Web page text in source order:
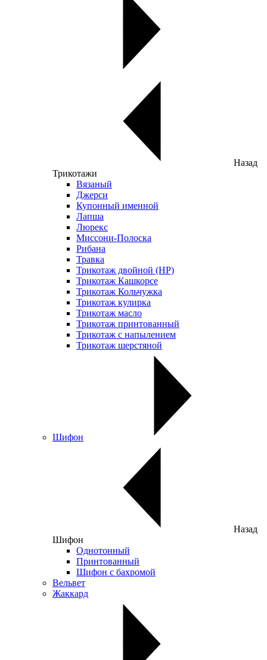
Назад
Трикотажи
Вязаный
Джерси
Купонный именной
Лапша
Люрекс
Миссони-Полоска
Рибана
Травка
Трикотаж двойной (НР)
Трикотаж Кашкорсе
Трикотаж Кольчужка
Трикотаж кулирка
Трикотаж масло
Трикотаж принтованный
Трикотаж с напылением
Трикотаж шерстяной
Шифон
Назад
Шифон
Однотонный
Принтованный
Шифон с бахромой
Вельвет
Жаккард